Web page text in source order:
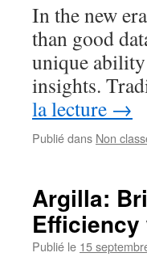
In the new
than good
unique
insights.
la lecture →
Publié dans Non
Argilla:
Publié le 15